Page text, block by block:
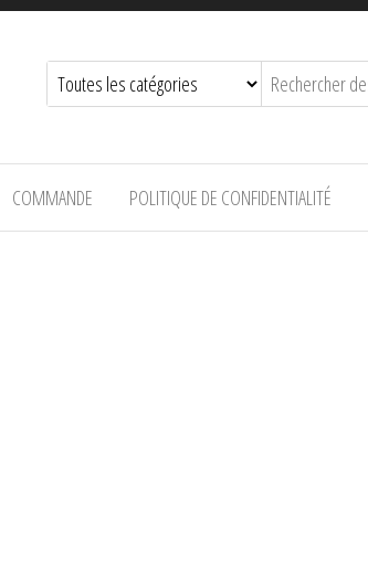
COMMANDE POLITIQUE DE CONFIDENTIALITÉ